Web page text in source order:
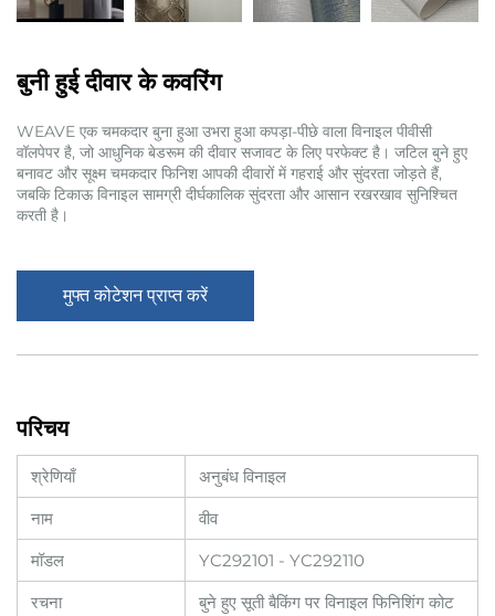
बुनी हुई दीवार के कवरिंग
WEAVE एक चमकदार बुना हुआ उभरा हुआ कपड़ा-पीछे वाला विनाइल पीवीसी
वॉलपेपर है, जो आधुनिक बेडरूम की दीवार सजावट के लिए परफेक्ट है। जटिल बुने हुए
बनावट और सूक्ष्म चमकदार फिनिश आपकी दीवारों में गहराई और सुंदरता जोड़ते हैं,
जबकि टिकाऊ विनाइल सामग्री दीर्घकालिक सुंदरता और आसान रखरखाव सुनिश्चित
करती है।
मुफ्त कोटेशन प्राप्त करें
परिचय
श्रेणियाँ
अनुबंध विनाइल
नाम
वीव
मॉडल
YC292101 - YC292110
रचना
बुने हुए सूती बैकिंग पर विनाइल फिनिशिंग कोट